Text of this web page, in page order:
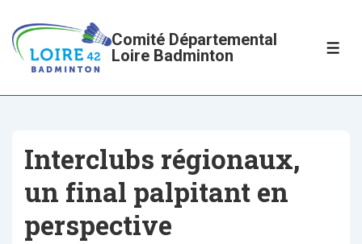
passer
contenu
principal
Comité Départemental
Loire Badminton
Interclubs régionaux,
un final palpitant en
perspective